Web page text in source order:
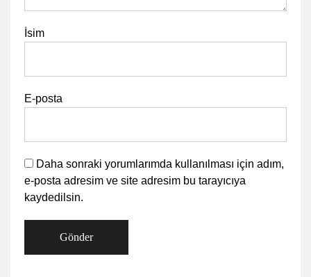
İsim
E-posta
Daha sonraki yorumlarımda kullanılması için adım,
e-posta adresim ve site adresim bu tarayıcıya
kaydedilsin.